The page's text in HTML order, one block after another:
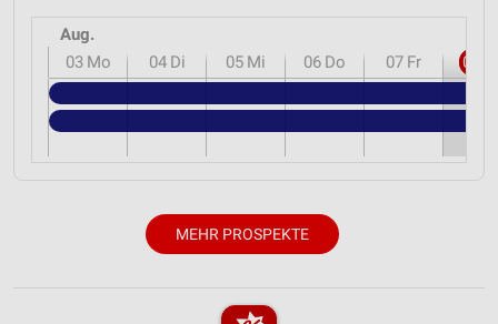
Aug.
03 Mo 04 Di 05 Mi 06 Do 07 Fr 08
MEHR PROSPEKTE